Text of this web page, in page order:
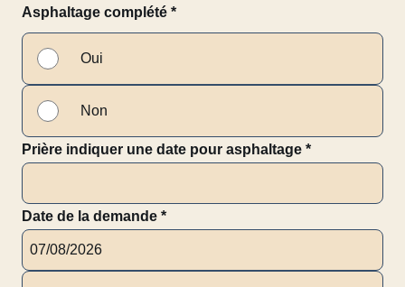
Asphaltage complété *
Oui
Non
Prière indiquer une date pour asphaltage *
Date de la demande *